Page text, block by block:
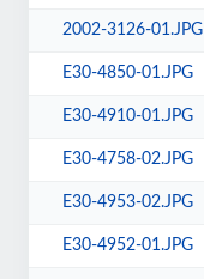
2002-3126-01.JPG
E30-4850-01.JPG
E30-4910-01.JPG
E30-4758-02.JPG
E30-4953-02.JPG
E30-4952-01.JPG